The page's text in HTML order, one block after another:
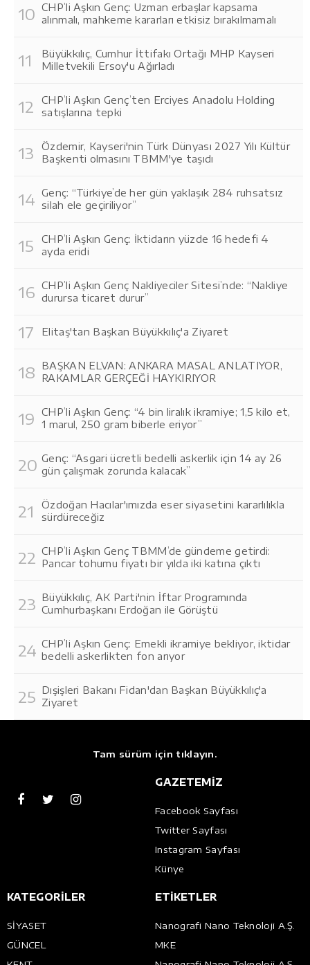
CHP’li Aşkın Genç: Uzman erbaşlar kapsama
alınmalı, mahkeme kararları etkisiz bırakılmamalı
Büyükkılıç, Cumhur İttifakı Ortağı MHP Kayseri
Milletvekili Ersoy'u Ağırladı
CHP’li Aşkın Genç’ten Erciyes Anadolu Holding
satışlarına tepki
Özdemir, Kayseri'nin Türk Dünyası 2027 Yılı Kültür
Başkenti olmasını TBMM'ye taşıdı
Genç: “Türkiye’de her gün yaklaşık 284 ruhsatsız
silah ele geçiriliyor”
CHP’li Aşkın Genç: İktidarın yüzde 16 hedefi 4
ayda eridi
CHP’li Aşkın Genç Nakliyeciler Sitesi’nde: “Nakliye
durursa ticaret durur”
Elitaş'tan Başkan Büyükkılıç'a Ziyaret
BAŞKAN ELVAN: ANKARA MASAL ANLATIYOR,
RAKAMLAR GERÇEĞİ HAYKIRIYOR
CHP’li Aşkın Genç: “4 bin liralık ikramiye; 1,5 kilo et,
1 marul, 250 gram biberle eriyor”
Genç: “Asgari ücretli bedelli askerlik için 14 ay 26
gün çalışmak zorunda kalacak”
Özdoğan Hacılar'ımızda eser siyasetini kararlılıkla
sürdüreceğiz
CHP’li Aşkın Genç TBMM’de gündeme getirdi:
Pancar tohumu fiyatı bir yılda iki katına çıktı
Büyükkılıç, AK Parti'nin İftar Programında
Cumhurbaşkanı Erdoğan ile Görüştü
CHP’li Aşkın Genç: Emekli ikramiye bekliyor, iktidar
bedelli askerlikten fon arıyor
Dışişleri Bakanı Fidan'dan Başkan Büyükkılıç'a
Ziyaret
Tam sürüm için tıklayın.
GAZETEMİZ
Facebook Sayfası
Twitter Sayfası
Instagram Sayfası
Künye
KATEGORİLER
SİYASET
GÜNCEL
ETİKETLER
Nanografi Nano Teknoloji A.Ş.
MKE